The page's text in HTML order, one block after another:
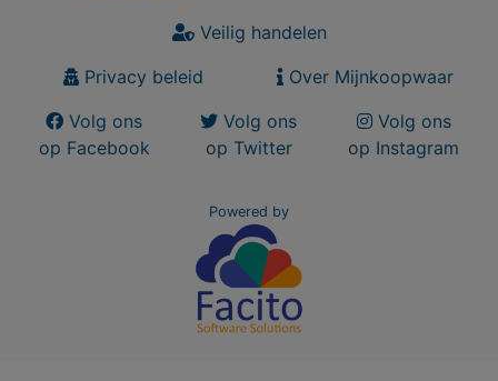
Veilig handelen
Privacy beleid
Over Mijnkoopwaar
Volg ons
op Facebook
Volg ons
op Twitter
Volg ons
op Instagram
Powered by